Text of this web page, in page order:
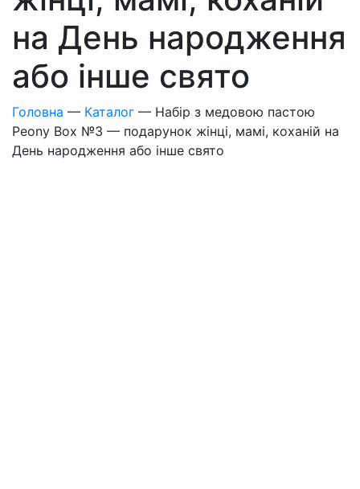
на День народження
або інше свято
Головна — Каталог — Набір з медовою пастою
Peony Box №3 — подарунок жінці, мамі, коханій на
День народження або інше свято